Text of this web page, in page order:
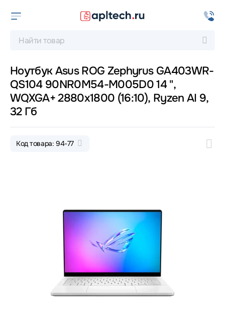
Ноутбук Asus ROG Zephyrus GA403WR-
QS104 90NR0M54-M005D0 14 ",
WQXGA+ 2880x1800 (16:10), Ryzen AI 9,
32 Гб
Код товара: 94-77